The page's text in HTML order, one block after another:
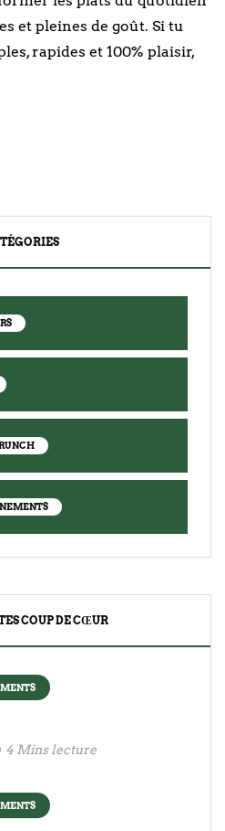
et pleines de goût. Si tu
rapides et 100% plaisir,
COUP DE CŒUR
4 Mins lecture